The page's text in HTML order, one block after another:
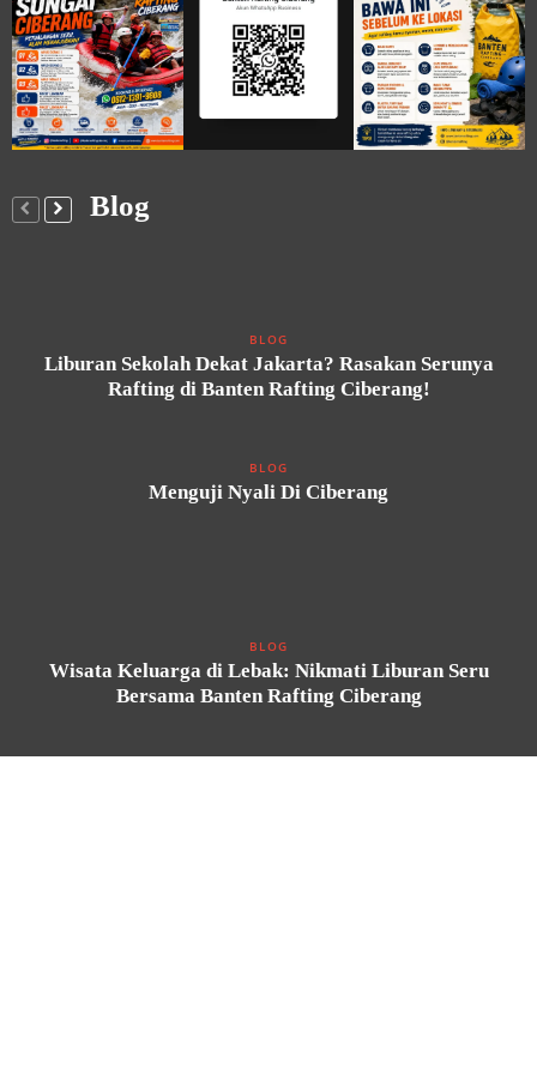
Blog
BLOG
Liburan Sekolah Dekat Jakarta? Rasakan Serunya
Rafting di Banten Rafting Ciberang!
BLOG
Menguji Nyali Di Ciberang
BLOG
Wisata Keluarga di Lebak: Nikmati Liburan Seru
Bersama Banten Rafting Ciberang